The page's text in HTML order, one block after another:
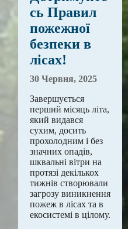
сь Правил
пожежної
безпеки в
лісах!
30 Червня, 2025
Завершується
перший місяць літа,
який видався
сухим, досить
прохолодним і без
значних опадів,
шквальні вітри на
протязі декількох
тижнів створювали
загрозу виникнення
пожеж в лісах та в
екосистемі в цілому.